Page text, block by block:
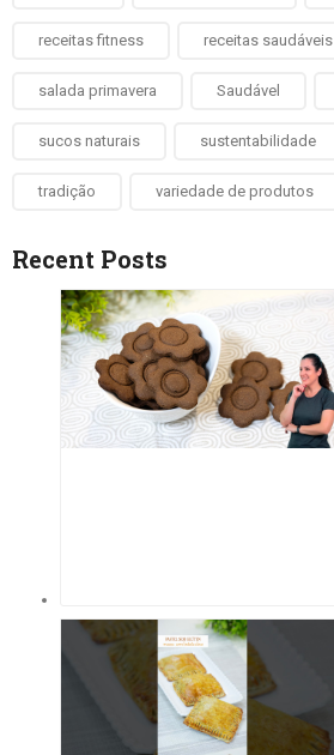
receitas fitness receitas saudáveis
salada primavera Saudável
sucos naturais sustentabilidade
tradição variedade de produtos
Recent Posts